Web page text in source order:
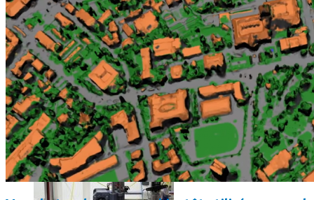
Science
Science
La science-fiction, c’est du passé, la bioimpression de peau